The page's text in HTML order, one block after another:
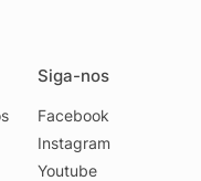
Siga-nos
Facebook
Instagram
Youtube